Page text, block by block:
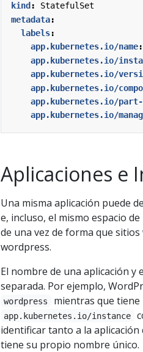
kind :
StatefulSet
metadata:
labels:
app.kubernetes.io/name:
app.kubernetes.io/
app.kubernetes.io/
app.kubernetes.io/
app.kubernetes.io/
app.kubernetes.io/
Aplicaciones e
Una misma aplicación puede
e, incluso, el mismo espacio
de una vez de forma que
wordpress.
El nombre de una aplicación y
separada. Por ejemplo,
wordpress mientras que
app.kubernetes.io/instance
identificar tanto a la aplicación
tiene su propio nombre único.